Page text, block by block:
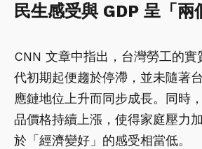
民生感受與 GDP 呈「兩
CNN 文章中指出，台灣勞工的
代初期起便趨於停滯，並未隨著
應鏈地位上升而同步成長。同時
品價格持續上漲，使得家庭壓力
於「經濟變好」的感受相當低。